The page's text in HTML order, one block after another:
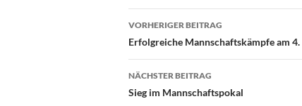
VORHERIGER BEITRAG
Erfolgreiche Mannschaftskämpfe am
NÄCHSTER BEITRAG
Sieg im Mannschaftspokal